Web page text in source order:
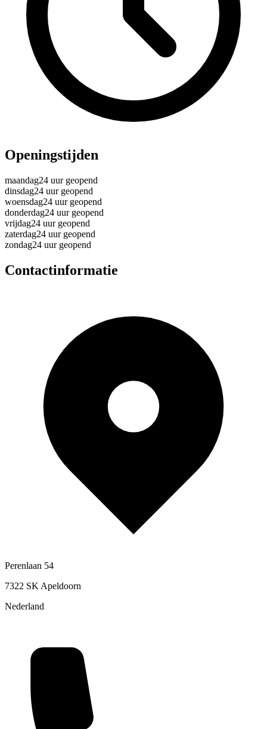
Openingstijden
maandag24 uur geopend
dinsdag24 uur geopend
woensdag24 uur geopend
donderdag24 uur geopend
vrijdag24 uur geopend
zaterdag24 uur geopend
zondag24 uur geopend
Contactinformatie
Perenlaan 54
7322 SK Apeldoorn
Nederland